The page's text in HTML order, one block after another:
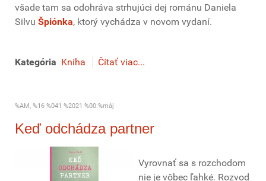
všade tam sa odohráva strhujúci dej románu Daniela
Silvu Špiónka, ktorý vychádza v novom vydaní.
Kategória Kniha Čítať viac...
%AM, %16 %041 %2021 %00:%máj
Keď odchádza partner
Vyrovnať sa s rozchodom
nie je vôbec ľahké. Rozvod